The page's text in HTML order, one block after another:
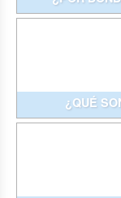
¿QUÉ